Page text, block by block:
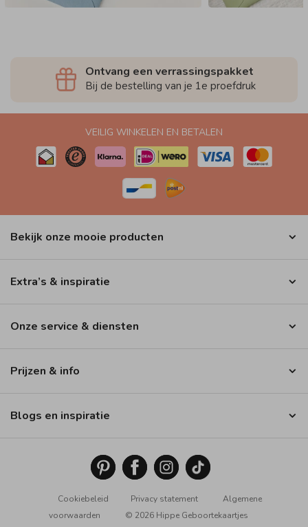
Ontvang een verrassingspakket
Bij de bestelling van je 1e proefdruk
VEILIG WINKELEN EN BETALEN
Bekijk onze mooie producten
Extra’s & inspiratie
Onze service & diensten
Prijzen & info
Blogs en inspiratie
Cookiebeleid Privacy statement
Algemene
voorwaarden
© 2026 Hippe Geboortekaartjes